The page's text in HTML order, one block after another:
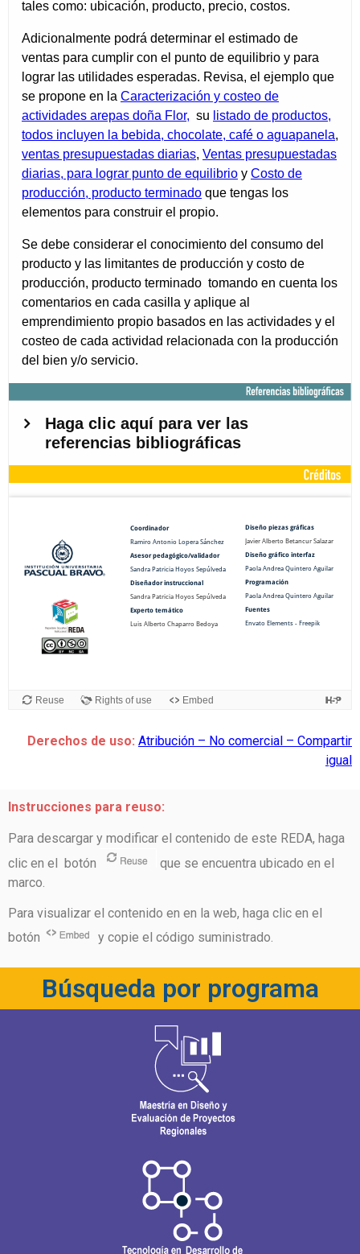
Derechos de uso: Atribución – No comercial – Compartir
igual
Instrucciones para reuso:
Para descargar y modificar el contenido de este REDA, haga
clic en el botón
que se encuentra ubicado en el
marco.
Para visualizar el contenido en en la web, haga clic en el
botón
y copie el código suministrado.
Búsqueda por programa